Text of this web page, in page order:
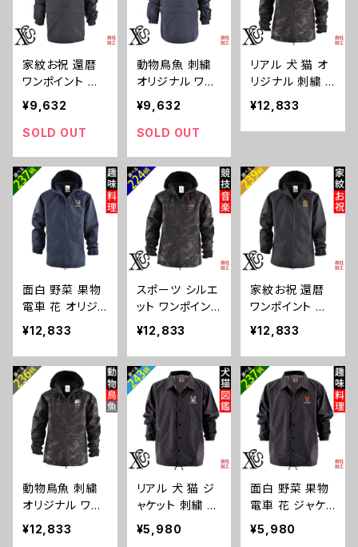
三毛猫 柴犬 チ
ワワ シーズー シ
ュナウザー パグ
ペキニーズ ori-
am-jkt8-b10-s
m-jkt8-b09-s
空手 剣道 卓球
釣り 誕生日 プ
レゼント ori-am
-jkt8-b08-s
家紋お祝 還暦
ワンポイント 刺
繍 オリジナル ナ
イロン アノラッ
ク パーカー メン
ル ワッシャー加
工 自社ブランド
ロゴ グッズ 柄
誕生日 プレゼン
ト 丸に 五瓜 桔
梗 巴 藤 羽 菱
唐花 木瓜 蔦 桐
ori-am-jkt8-b
07-s
¥9,632
SOLD OUT
動物鳥魚 刺繍
オリジナル ワン
ポイント ナイロ
ン アノラック パ
ーカー メンズ
ワッシャー加工
自社ブランド ロ
ゴ グッズ 柄 お
しゃれ プレゼン
ト 馬 鳥 インコ
文鳥 パンダ 魚
動物 ori-am-jkt
8-b06-s
¥9,632
SOLD OUT
リアル 犬 猫 オ
リジナル 刺繍 ワ
ンポイント シェ
ル パーカー メン
ズ 一重 防水 撥
ャケットアウター
自社ブランド ロ
ゴ グッズ 柄 誕
生日 プレゼント
三毛猫 柴犬 チ
ワワ シーズー シ
ュナウザー パグ
ペキニーズ ori-
am-jkt5-b10-s
¥12,833
面白 野菜 果物
電車 花 オリジ
ナル 刺繍 ワンポ
イント シェル パ
ーカー メンズ
一重 防水 撥水
迷彩 防風 ジャ
ケットアウター
自社ブランド ロ
ゴ グッズ 柄 ori
-am-jkt5-b09-
¥12,833
スポーツ シルエ
ット ワンポイント
刺繍 シェル パ
ーカー メンズ
一重 防水 撥水
迷彩 防風 ジャ
ケットアウター
自社ブランド ロ
ゴ グッズ 柄 サ
ッカー 野球 テ
ニス 空手 剣道
卓球 釣り 誕生
日 プレゼント or
i-am-jkt5-b08
-s
¥12,833
家紋お祝 還暦
ワンポイント 刺
繍 オリジナル シ
ェル パーカー メ
ンズ 一重 防水
撥水 迷彩 防風
ジャケットアウタ
ー 自社ブランド
ロゴ グッズ 柄
誕生日 プレゼン
ト 丸に 五瓜 桔
梗 巴 藤 羽 菱
唐花 木瓜 蔦 桐
ori-am-jkt5-b0
7-s
¥12,833
動物鳥魚 刺繍
オリジナル ワン
ポイント シェル
パーカー メンズ
¥12,833
リアル 犬 猫 ジ
ャケット 刺繍 プ
レゼント 裏地付
オリジナル コー
¥5,980
面白 野菜 果物
電車 花 ジャケッ
ト リアル 刺繍
プレゼント 裏地
¥5,980